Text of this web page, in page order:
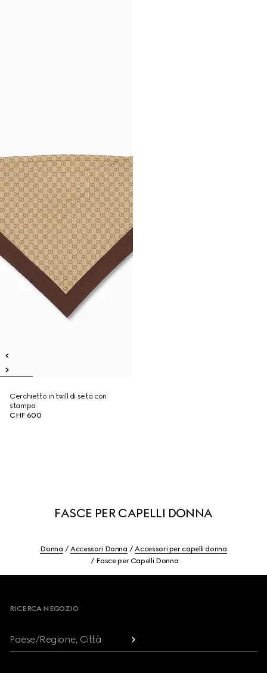
Cerchietto in twill di seta con
stampa
CHF 600
FASCE PER CAPELLI DONNA
Donna Accessori Donna
Accessori per capelli donna
Fasce per Capelli Donna
RICERCA NEGOZIO
Paese/Regione, Città